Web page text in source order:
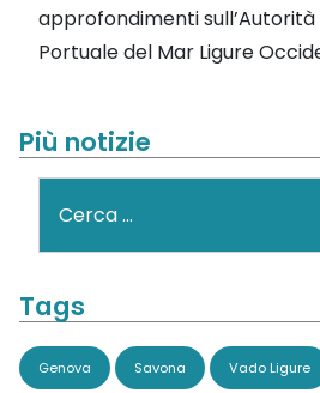
approfondimenti sull’Autorità
Portuale del Mar Ligure
Più notizie
Tags
Genova Savona Vado Ligure